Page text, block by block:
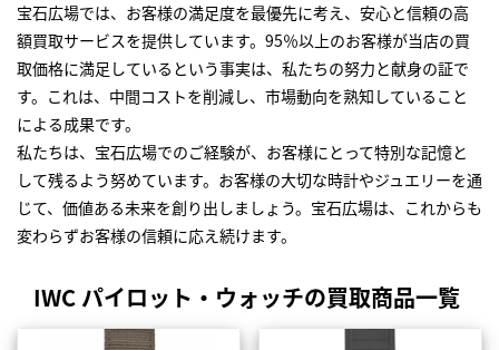
宝石広場では、お客様の満足度を最優先に考え、安心と信頼の高
額買取サービスを提供しています。95％以上のお客様が当店の買
取価格に満足しているという事実は、私たちの努力と献身の証で
す。これは、中間コストを削減し、市場動向を熟知していること
による成果です。
私たちは、宝石広場でのご経験が、お客様にとって特別な記憶と
して残るよう努めています。お客様の大切な時計やジュエリーを通
じて、価値ある未来を創り出しましょう。宝石広場は、これからも
変わらずお客様の信頼に応え続けます。
IWC パイロット・ウォッチの買取商品一覧